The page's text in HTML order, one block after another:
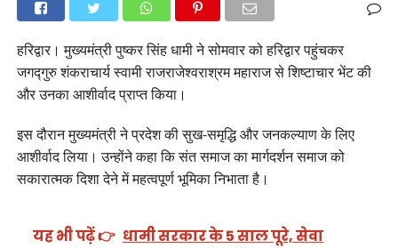
हरिद्वार। मुख्यमंत्री पुष्कर सिंह धामी ने सोमवार को हरिद्वार पहुंचकर
जगद्गुरु शंकराचार्य स्वामी राजराजेश्वराश्रम महाराज से शिष्टाचार भेंट की
और उनका आशीर्वाद प्राप्त किया।
इस दौरान मुख्यमंत्री ने प्रदेश की सुख-समृद्धि और जनकल्याण के लिए
आशीर्वाद लिया। उन्होंने कहा कि संत समाज का मार्गदर्शन समाज को
सकारात्मक दिशा देने में महत्वपूर्ण भूमिका निभाता है।
यह भी पढ़ें 👉 धामी सरकार के 5 साल पूरे, सेवा